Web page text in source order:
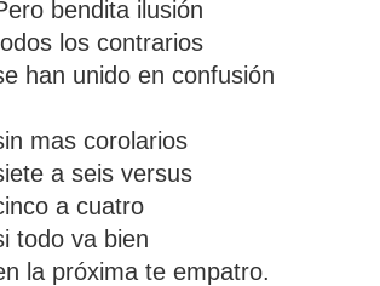
bendita ilusión
los contrarios
han unido en confusión
mas corolarios
a seis versus
a cuatro
todo va bien
la próxima te empatro.